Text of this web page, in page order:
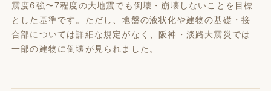
震度6強〜7程度の大地震でも倒壊・崩壊しないことを目標
とした基準です。ただし、地盤の液状化や建物の基礎・接
合部については詳細な規定がなく、阪神・淡路大震災では
一部の建物に倒壊が見られました。